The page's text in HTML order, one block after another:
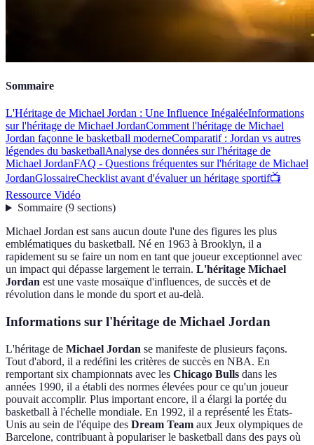
Sommaire
L'Héritage de Michael Jordan : Une Influence InégaléeInformations
sur l'héritage de Michael JordanComment l'héritage de Michael
Jordan façonne le basketball moderneComparatif : Jordan vs autres
légendes du basketballAnalyse des données sur l'héritage de
Michael JordanFAQ - Questions fréquentes sur l'héritage de Michael
JordanGlossaireChecklist avant d'évaluer un héritage sportif📺
Ressource Vidéo
Sommaire(9 sections)
Michael Jordan est sans aucun doute l'une des figures les plus
emblématiques du basketball. Né en 1963 à Brooklyn, il a
rapidement su se faire un nom en tant que joueur exceptionnel avec
un impact qui dépasse largement le terrain. L'héritage Michael
Jordan est une vaste mosaïque d'influences, de succès et de
révolution dans le monde du sport et au-delà.
Informations sur l'héritage de Michael Jordan
L'héritage de Michael Jordan se manifeste de plusieurs façons.
Tout d'abord, il a redéfini les critères de succès en NBA. En
remportant six championnats avec les Chicago Bulls dans les
années 1990, il a établi des normes élevées pour ce qu'un joueur
pouvait accomplir. Plus important encore, il a élargi la portée du
basketball à l'échelle mondiale. En 1992, il a représenté les États-
Unis au sein de l'équipe des Dream Team aux Jeux olympiques de
Barcelone, contribuant à populariser le basketball dans des pays où